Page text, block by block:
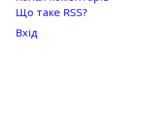
Що таке RSS?
Вхід